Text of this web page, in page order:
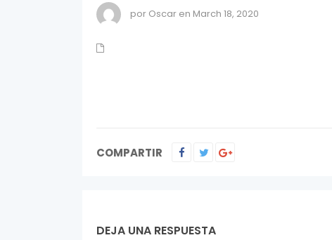
por Oscar en March 18, 2020
COMPARTIR
DEJA UNA RESPUESTA